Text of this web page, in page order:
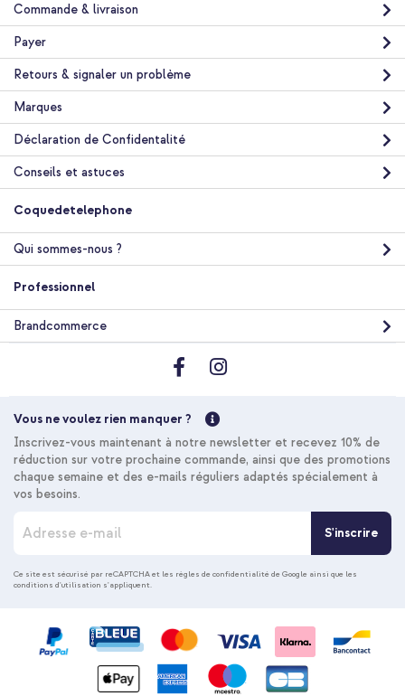
Commande & livraison
Payer
Retours & signaler un problème
Marques
Déclaration de Confidentalité
Conseils et astuces
Coquedetelephone
Qui sommes-nous ?
Professionnel
Brandcommerce
Vous ne voulez rien manquer ?
Inscrivez-vous maintenant à notre newsletter et recevez 10% de
réduction sur votre prochaine commande, ainsi que des promotions
chaque semaine et des e-mails réguliers adaptés spécialement à
vos besoins.
c
r
S'inscrire
Ce site est sécurisé par reCAPTCHA et les règles de confidentialité de Google ainsi que les
conditions d'utilisation s'appliquent.